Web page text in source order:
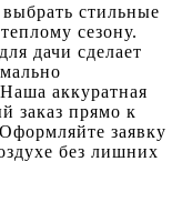
стильные
сезону.
дачи сделает
аккуратная
заказ прямо к
заявку
без лишних